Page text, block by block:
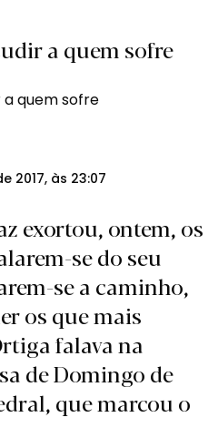
a quem sofre
2017, às 23:07
exortou, ontem, os
se do seu
se a caminho,
os que mais
falava na
de Domingo de
que marcou o